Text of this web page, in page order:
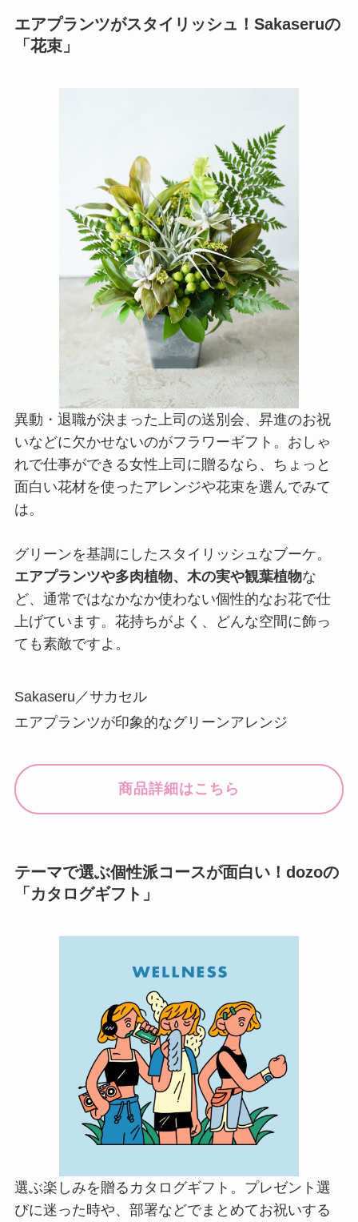
エアプランツがスタイリッシュ！Sakaseruの
「花束」
異動・退職が決まった上司の送別会、昇進のお祝
いなどに欠かせないのがフラワーギフト。おしゃ
れで仕事ができる女性上司に贈るなら、ちょっと
面白い花材を使ったアレンジや花束を選んでみて
は。
グリーンを基調にしたスタイリッシュなブーケ。
エアプランツや多肉植物、木の実や観葉植物な
ど、通常ではなかなか使わない個性的なお花で仕
上げています。花持ちがよく、どんな空間に飾っ
ても素敵ですよ。
Sakaseru／サカセル
エアプランツが印象的なグリーンアレンジ
商品詳細はこちら
テーマで選ぶ個性派コースが面白い！dozoの
「カタログギフト」
選ぶ楽しみを贈るカタログギフト。プレゼント選
びに迷った時や、部署などでまとめてお祝いする